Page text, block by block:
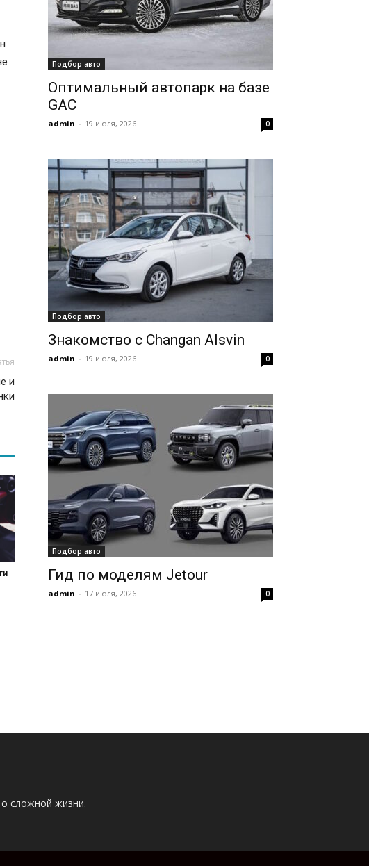
и
Подбор авто
Оптимальный автопарк на базе
GAC
admin - 19 июля, 2026 0
Подбор авто
Знакомство с Changan Alsvin
admin - 19 июля, 2026 0
Подбор авто
Гид по моделям Jetour
admin - 17 июля, 2026 0
сложной жизни.